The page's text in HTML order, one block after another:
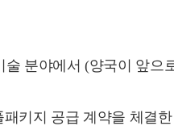
분야에서 (양국이 앞으
키지 공급 계약을 체결